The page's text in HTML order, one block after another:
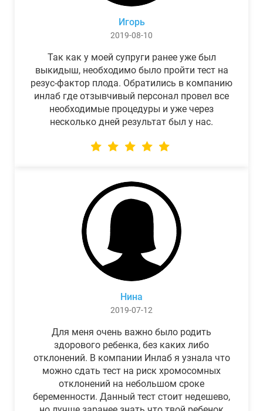
Игорь
2019-08-10
Так как у моей супруги ранее уже был
выкидыш, необходимо было пройти тест на
резус-фактор плода. Обратились в компанию
инлаб где отзывчивый персонал провел все
необходимые процедуры и уже через
несколько дней результат был у нас.
Нина
2019-07-12
Для меня очень важно было родить
здорового ребенка, без каких либо
отклонений. В компании Инлаб я узнала что
можно сдать тест на риск хромосомных
отклонений на небольшом сроке
беременности. Данный тест стоит недешево,